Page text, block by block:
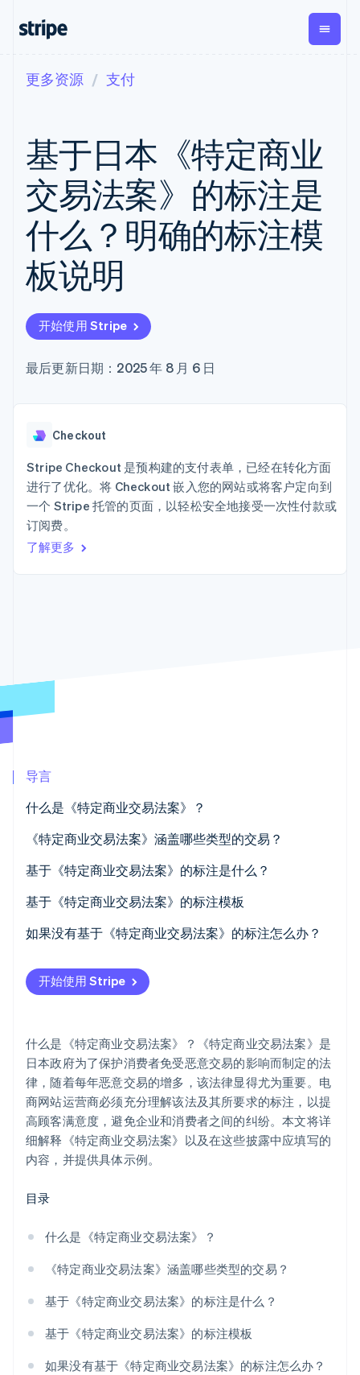
支付
在线支付
Payment links
无代码支付
Checkout
预构建支付界
面
Elements
灵活的 UI 组件
Payment
methods
付方式
Terminal
Authorization
Boost
化
加速结账
经常性收入
Metronome
按用量计费
Subscriptions
订阅管理
Invoicing
一次性或定期
Revenue
Recognition
Stripe Sigma
自定义报告
数据同步
Global
Payouts
向第三
方打款
Crypto
钱包、
稳定币
更多
Product roadmap
了解未来规划
欺诈防范
按企业阶段
按应用场景
智能体商务
加密货币
电子商务
嵌入式金融
财务自动化
应用内支付
交易市场
资金管理
SaaS
AI 企业
创作者经济
游戏
酒店、旅游与休闲
专业服务
文档
库与 SDK
Stripe Apps
指南
接受线上付款
实施预置结账流程
构建平台或交易市场
提供按用量计费
发行稳定币支持的支付卡
通过智能体配置和管理服
代码示例
开发者博客
API 状态
学习
指南
支持
获取支持
托管支持方案
公司
产品路线图
联系
更多资源 支付
基于日本《特定商业
交易法案》的标注是
什么？明确的标注模
板说明
开始使用 Stripe
最后更新日期：2025 年 8 月 6 日
Checkout
Stripe Checkout 是预构建的支付表单，已经在转化方面
进行了优化。将 Checkout 嵌入您的网站或将客户定向到
一个 Stripe 托管的页面，以轻松安全地接受一次性付款或
订阅费。
了解更多
导言
什么是《特定商业交易法案》？
行政规定
民事规则
《特定商业交易法案》涵盖哪些类型的交易？
上门销售
邮购
电话销售
链式推荐交易
特定连续服务提供
上门销售
基于《特定商业交易法案》的标注是什么？
基于《特定商业交易法案》的标注模板
如果没有基于《特定商业交易法案》的标注怎么办？
开始使用 Stripe
什么是《特定商业交易法案》？《特定商业交易法案》是
日本政府为了保护消费者免受恶意交易的影响而制定的法
律，随着每年恶意交易的增多，该法律显得尤为重要。电
商网站运营商必须充分理解该法及其所要求的标注，以提
高顾客满意度，避免企业和消费者之间的纠纷。本文将详
细解释《特定商业交易法案》以及在这些披露中应填写的
内容，并提供具体示例。
目录
什么是《特定商业交易法案》？
《特定商业交易法案》涵盖哪些类型的交易？
基于《特定商业交易法案》的标注是什么？
基于《特定商业交易法案》的标注模板
如果没有基于《特定商业交易法案》的标注怎么办？